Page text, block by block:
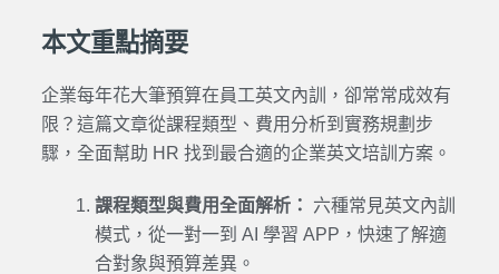
本文重點摘要
企業每年花大筆預算在員工英文內訓，卻常常成效有
限？這篇文章從課程類型、費用分析到實務規劃步
驟，全面幫助 HR 找到最合適的企業英文培訓方案。
課程類型與費用全面解析：
六種常見英文內訓
模式，從一對一到 AI 學習 APP，快速了解適
合對象與預算差異。